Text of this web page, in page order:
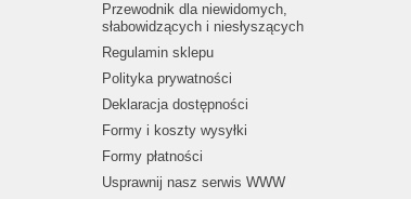
Przewodnik dla niewidomych,
słabowidzących i niesłyszących
Regulamin sklepu
Polityka prywatności
Deklaracja dostępności
Formy i koszty wysyłki
Formy płatności
Usprawnij nasz serwis WWW